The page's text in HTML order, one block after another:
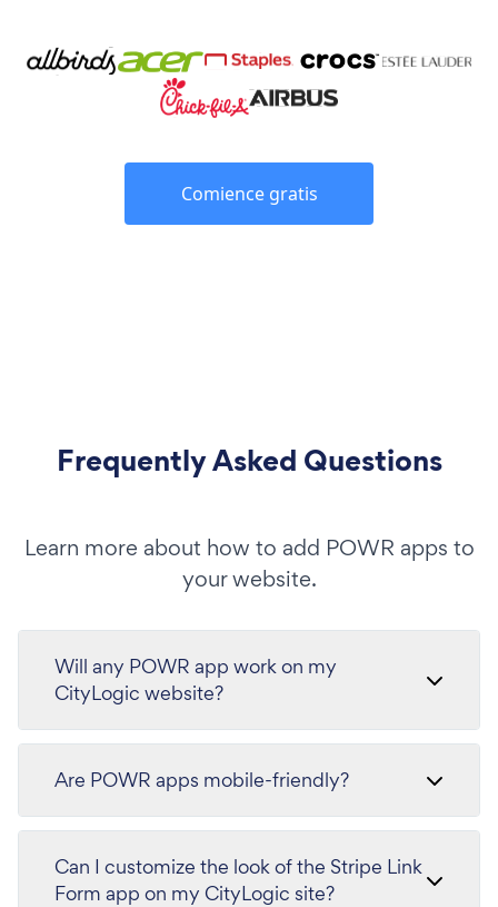
Comience gratis
Frequently Asked Questions
Learn more about how to add POWR apps to
your website.
Will any POWR app work on my
CityLogic website?
Are POWR apps mobile-friendly?
Can I customize the look of the Stripe Link
Form app on my CityLogic site?